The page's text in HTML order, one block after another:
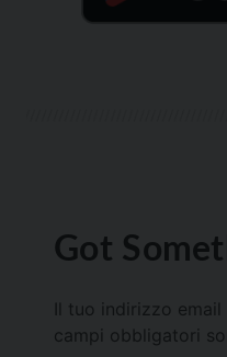
Got
Il tuo indirizzo
campi obbligatori